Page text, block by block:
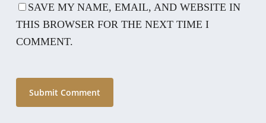
SAVE MY NAME, EMAIL, AND WEBSITE IN
THIS BROWSER FOR THE NEXT TIME I
COMMENT.